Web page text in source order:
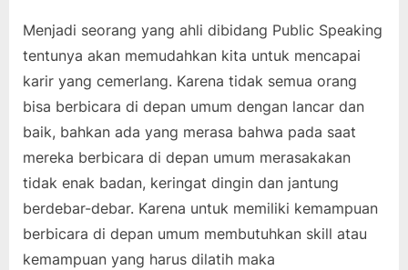
Menjadi seorang yang ahli dibidang Public Speaking
tentunya akan memudahkan kita untuk mencapai
karir yang cemerlang. Karena tidak semua orang
bisa berbicara di depan umum dengan lancar dan
baik, bahkan ada yang merasa bahwa pada saat
mereka berbicara di depan umum merasakakan
tidak enak badan, keringat dingin dan jantung
berdebar-debar. Karena untuk memiliki kemampuan
berbicara di depan umum membutuhkan skill atau
kemampuan yang harus dilatih maka